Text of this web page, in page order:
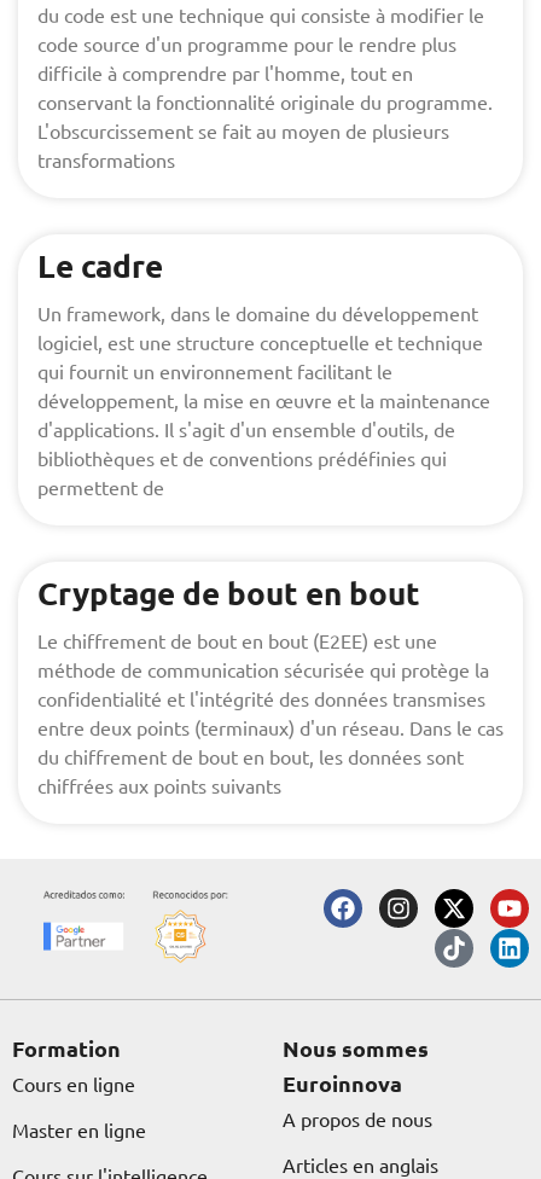
du code est une technique qui consiste à modifier le
code source d'un programme pour le rendre plus
difficile à comprendre par l'homme, tout en
conservant la fonctionnalité originale du programme.
L'obscurcissement se fait au moyen de plusieurs
transformations
Le cadre
Un framework, dans le domaine du développement
logiciel, est une structure conceptuelle et technique
qui fournit un environnement facilitant le
développement, la mise en œuvre et la maintenance
d'applications. Il s'agit d'un ensemble d'outils, de
bibliothèques et de conventions prédéfinies qui
permettent de
Cryptage de bout en bout
Le chiffrement de bout en bout (E2EE) est une
méthode de communication sécurisée qui protège la
confidentialité et l'intégrité des données transmises
entre deux points (terminaux) d'un réseau. Dans le cas
du chiffrement de bout en bout, les données sont
chiffrées aux points suivants
F
a
b
o
I
n
a
r
m
X
-
t
w
i
Y
o
u
t
u
T
i
k
t
o
L
i
n
k
e
Formation
Cours en ligne
Master en ligne
Nous sommes
Euroinnova
A propos de nous
Articles en anglais